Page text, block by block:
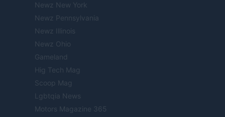
Newz New York
Newz Pennsylvania
Newz Illinois
Newz Ohio
Gameland
Hig Tech Mag
Scoop Mag
Lgbtqia News
Motors Magazine 365